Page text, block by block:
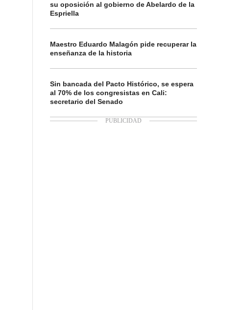
su oposición al gobierno de Abelardo de la
Espriella
Maestro Eduardo Malagón pide recuperar la
enseñanza de la historia
Sin bancada del Pacto Histórico, se espera
al 70% de los congresistas en Cali:
secretario del Senado